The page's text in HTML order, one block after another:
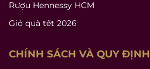
Rượu Hennessy HCM
Giỏ quà tết 2026
CHÍNH SÁCH VÀ QUY ĐỊNH